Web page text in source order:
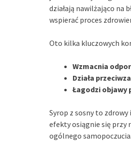
działają nawilżająco na
wspierać proces
Oto kilka kluczowych
Wzmacnia
Działa
Łagodzi objawy
Syrop z sosny to
efekty osiągnie się przy
ogólnego samopoczucia.